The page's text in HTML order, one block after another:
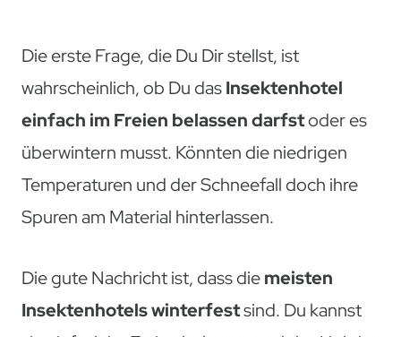
Die erste Frage, die Du Dir stellst, ist
wahrscheinlich, ob Du dasInsektenhotel
einfach im Freien belassen darfstoder es
überwintern musst. Könnten die niedrigen
Temperaturen und der Schneefall doch ihre
Spuren am Material hinterlassen.
Die gute Nachricht ist, dass diemeisten
Insektenhotels winterfestsind. Du kannst